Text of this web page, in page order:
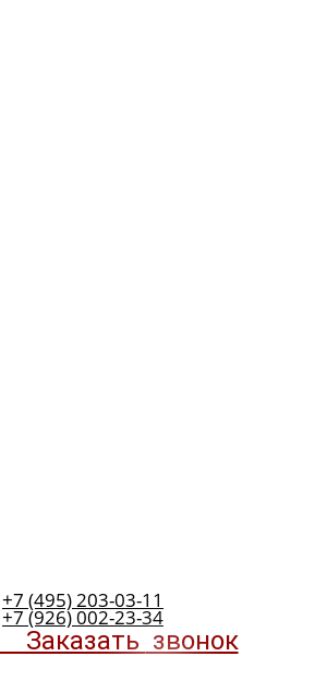
+7 (495) 203-03-11
+7 (926) 002-23-34
звонок